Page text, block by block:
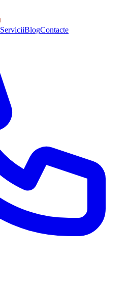
ServiciiBlogContacte